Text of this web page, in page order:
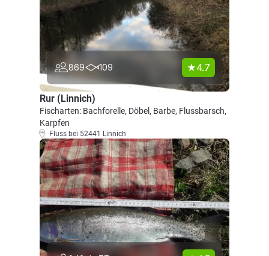
869 109 4.7
Rur (Linnich)
Fischarten: Bachforelle, Döbel, Barbe, Flussbarsch,
Karpfen
Fluss bei 52441 Linnich